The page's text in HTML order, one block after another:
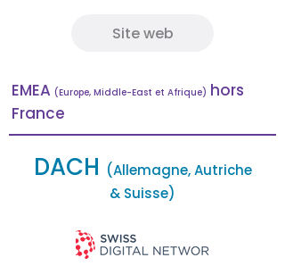
Site web
EMEA (Europe, Middle-East et Afrique) hors
France
DACH (Allemagne, Autriche
& Suisse)